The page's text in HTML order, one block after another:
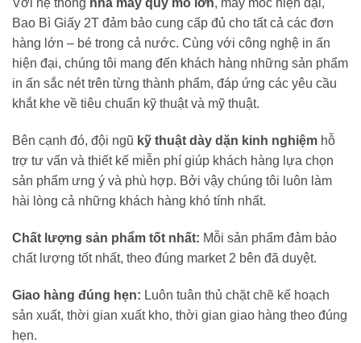
Với hệ thống nhà máy quy mô lớn, máy móc hiện đại,
Bao Bì Giấy 2T đảm bảo cung cấp đủ cho tất cả các đơn
hàng lớn – bé trong cả nước. Cùng với công nghệ in ấn
hiện đại, chúng tôi mang đến khách hàng những sản phẩm
in ấn sắc nét trên từng thành phẩm, đáp ứng các yêu cầu
khắt khe về tiêu chuẩn kỹ thuật và mỹ thuật.
Bên cạnh đó, đội ngũ kỹ thuật dày dặn kinh nghiệm hỗ
trợ tư vấn và thiết kế miễn phí giúp khách hàng lựa chọn
sản phẩm ưng ý và phù hợp. Bởi vậy chúng tôi luôn làm
hài lòng cả những khách hàng khó tính nhất.
Chất lượng sản phẩm tốt nhất: Mỗi sản phẩm đảm bảo
chất lượng tốt nhất, theo đúng market 2 bên đã duyệt.
Giao hàng đúng hẹn: Luôn tuân thủ chặt chẽ kế hoạch
sản xuất, thời gian xuất kho, thời gian giao hàng theo đúng
hẹn.